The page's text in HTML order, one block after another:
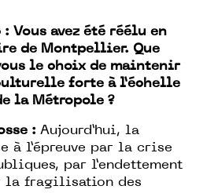
Vous avez été réélu en
de Montpellier. Que
le choix de maintenir
forte à l’échelle
la Métropole ?
: Aujourd’hui, la
à l’épreuve par la crise
par l’endettement
la fragilisation des